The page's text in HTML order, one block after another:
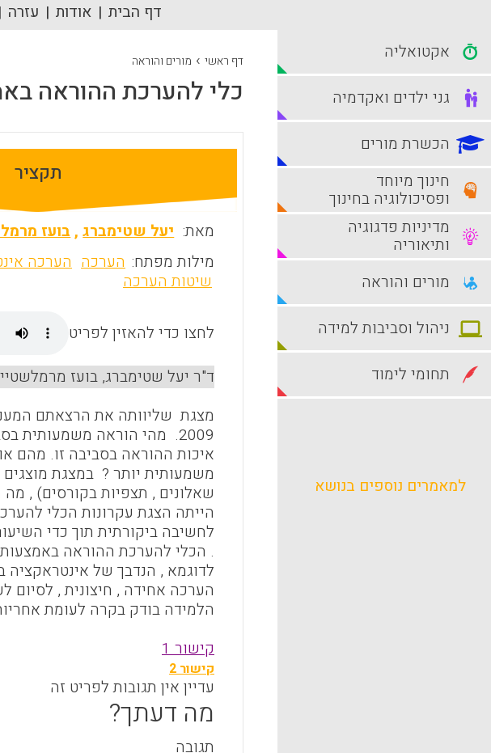
דף הבית אודות עזרה
דף ראשי › מורים והוראה
כלי להערכת ההוראה
תקציר
מאת: יעל שטימברג,בועז
מילות מפתח: הערכה הערכה
שיטות הערכה
לחצו כדי להאזין לפריט
ד"ר יעל שטימברג, בועז
מצגת שליוותה את הרצאתם
2009. מהי הוראה
איכות ההוראה בסביבה זו. מהם
משמעותית יותר ? במצגת מוצגים
שאלונים , תצפיות בקורסים) ,
הייתה הצגת עקרונות הכלי
לחשיבה ביקורתית תוך כדי
לדוגמא , הנדבך של אינטראקציה
הערכה אחידה , חיצונית , לסיום
הלמידה בודק בקרה לעומת
קישור 1
קישור 2
עדיין אין תגובות לפריט זה
מה דעתך?
תגובה
אקטואליה
גני ילדים ואקדמיה
הכשרת מורים
חינוך מיוחד
ופסיכולוגיה בחינוך
מדיניות פדגוגיה
ותיאוריה
מורים והוראה
ניהול וסביבות למידה
תחומי לימוד
למאמרים נוספים בנושא